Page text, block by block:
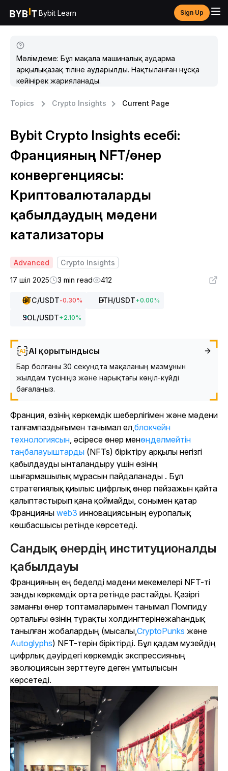
Bybit Learn Sign Up
Мәлімдеме: Бұл мақала машиналық аударма
арқылықазақ тіліне аударылды. Нақтыланған нұсқа
кейінірек жарияланады.
Topics Crypto Insights Current Page
Bybit Crypto Insights есебі:
Францияның NFT/өнер
конвергенциясы:
Криптовалюталарды
қабылдаудың мәдени
катализаторы
Advanced
Crypto Insights
17 шіл 2025
3 min read 412
BTC/USDT-0.30% ETH/USDT+0.00%
SOL/USDT+2.10%
AI қорытындысы
Бар болғаны 30 секундта мақаланың мазмұнын
жылдам түсініңіз және нарықтағы көңіл-күйді
бағалаңыз.
Франция, өзінің көркемдік шеберлігімен және мәдени
талғампаздығымен танымал ел,блокчейн
технологиясын, әсіресе өнер менөңделмейтін
таңбалауыштарды (NFTs) біріктіру арқылы негізгі
қабылдауды ынталандыру үшін өзінің
шығармашылық мұрасын пайдаланады . Бұл
стратегиялық қиылыс цифрлық өнер пейзажын қайта
қалыптастырып қана қоймайды, сонымен қатар
Францияны web3 инновациясының еуропалық
көшбасшысы ретінде көрсетеді.
Сандық өнердің институционалды
қабылдауы
Францияның ең беделді мәдени мекемелері NFT-ті
заңды көркемдік орта ретінде растайды. Қазіргі
заманғы өнер топтамаларымен танымал Помпиду
орталығы өзінің тұрақты холдингтерінежаһандық
танылған жобалардың (мысалы,CryptoPunks және
Autoglyphs) NFT-терін біріктірді. Бұл қадам музейдің
цифрлық дәуірдегі көркемдік экспрессияның
эволюциясын зерттеуге деген ұмтылысын
көрсетеді.